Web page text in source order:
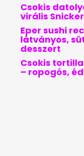
Csokis
virális
Eper sushi
látványos,
desszert
Csokis
– ropogós,